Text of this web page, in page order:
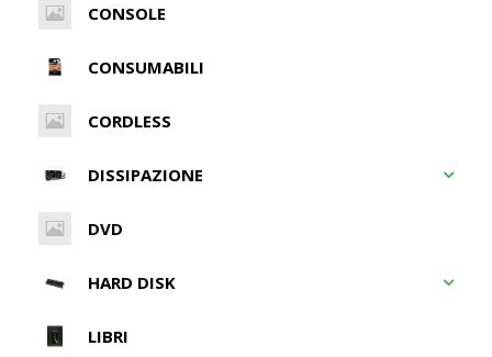
CONSOLE
CONSUMABILI
CORDLESS
DISSIPAZIONE
DVD
HARD DISK
LIBRI